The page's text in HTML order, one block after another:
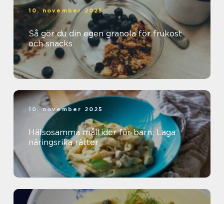
10. november 2025
Så gör du din egen granola för frukost
och snacks
10. november 2025
Hälsosamma måltider för barn: Laga
näringsrika rätter